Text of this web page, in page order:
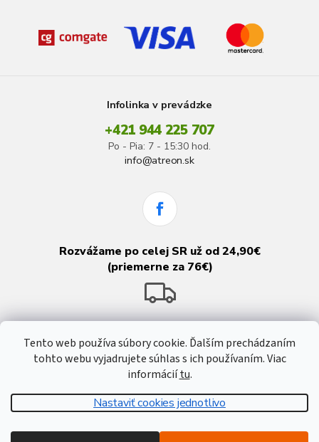
Tento web používa súbory cookie. Ďalším prechádzaním
tohto webu vyjadrujete súhlas s ich používaním. Viac
informáciítu.
Nastaviť cookies jednotlivo
Infolinka v prevádzke
+421 944 225 707
Po - Pia: 7 - 15:30 hod.
info@atreon.sk
Rozvážame po celej SR už od 24,90€
(priemerne za 76€)
Vytvoril Shoptet